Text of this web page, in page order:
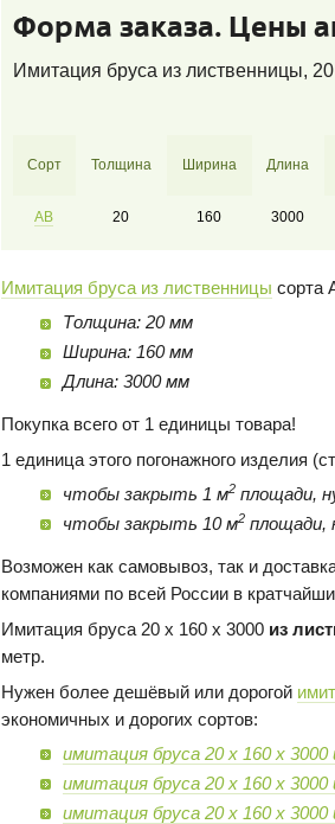
Форма заказа. Цены
Имитация бруса из лиственницы,
Сорт Толщина Ширина Длина
AB 20 160 3000
Имитация бруса из лиственницы сорта
Толщина: 20 мм
Ширина: 160 мм
Длина: 3000 мм
Покупка всего от 1 единицы товара!
1 единица этого погонажного изделия
чтобы закрыть 1 м2 площади,
чтобы закрыть 10 м2 площади,
Возможен как самовывоз, так и
компаниями по всей России в
Имитация бруса 20 х 160 х 3000 из
метр.
Нужен более дешёвый или дорогой
экономичных и дорогих сортов:
имитация бруса 20 х 160 х 3000
имитация бруса 20 х 160 х 3000
имитация бруса 20 х 160 х 3000